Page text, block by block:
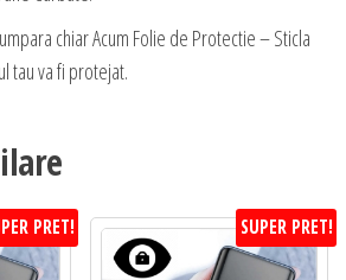
chiar Acum Folie de Protectie – Sticla
tau va fi protejat.
PRET! SUPER PRET!